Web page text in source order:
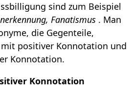
sind zum Beispiel
Fanatismus . Man
die Gegenteile,
positiver Konnotation und
Konnotation.
Konnotation